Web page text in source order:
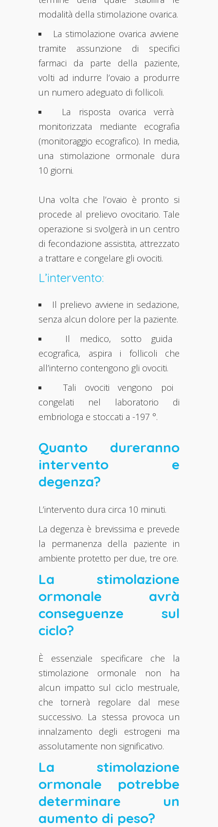
modalità della stimolazione ovarica.
La stimolazione ovarica avviene
tramite assunzione di specifici
farmaci da parte della paziente,
volti ad indurre l’ovaio a produrre
un numero adeguato di follicoli.
La risposta ovarica verrà
monitorizzata mediante ecografia
(monitoraggio ecografico). In media,
una stimolazione ormonale dura
10 giorni.
Una volta che l’ovaio è pronto si
procede al prelievo ovocitario. Tale
operazione si svolgerà in un centro
di fecondazione assistita, attrezzato
a trattare e congelare gli ovociti.
L’intervento:
Il prelievo avviene in sedazione,
senza alcun dolore per la paziente.
Il medico, sotto guida
ecografica, aspira i follicoli che
all’interno contengono gli ovociti.
Tali ovociti vengono poi
congelati nel laboratorio di
embriologa e stoccati a -197 °.
Quanto dureranno
intervento e
degenza?
L’intervento dura circa 10 minuti.
La degenza è brevissima e prevede
la permanenza della paziente in
ambiente protetto per due, tre ore.
La stimolazione
ormonale avrà
conseguenze sul
ciclo?
È essenziale specificare che la
stimolazione ormonale non ha
alcun impatto sul ciclo mestruale,
che tornerà regolare dal mese
successivo. La stessa provoca un
innalzamento degli estrogeni ma
assolutamente non significativo.
La stimolazione
ormonale potrebbe
determinare un
aumento di peso?